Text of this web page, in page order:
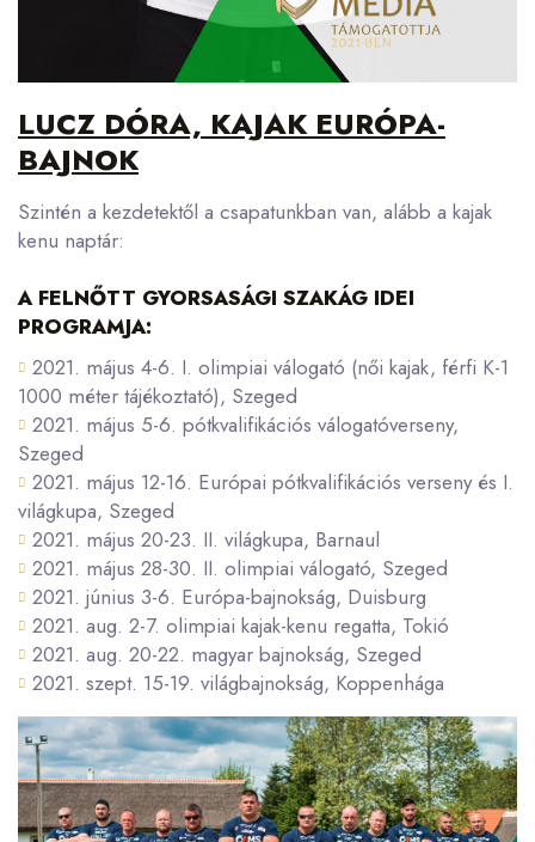
LUCZ DÓRA, KAJAK EURÓPA-
BAJNOK
Szintén a kezdetektől a csapatunkban van, alább a kajak
kenu naptár:
A FELNŐTT GYORSASÁGI SZAKÁG IDEI
PROGRAMJA:
2021. május 4-6. I. olimpiai válogató (női kajak, férfi K-1
1000 méter tájékoztató), Szeged
2021. május 5-6. pótkvalifikációs válogatóverseny,
Szeged
2021. május 12-16. Európai pótkvalifikációs verseny és I.
világkupa, Szeged
2021. május 20-23. II. világkupa, Barnaul
2021. május 28-30. II. olimpiai válogató, Szeged
2021. június 3-6. Európa-bajnokság, Duisburg
2021. aug. 2-7. olimpiai kajak-kenu regatta, Tokió
2021. aug. 20-22. magyar bajnokság, Szeged
2021. szept. 15-19. világbajnokság, Koppenhága